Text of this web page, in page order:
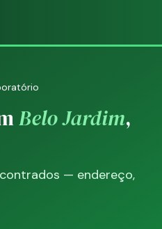
Belo Jardim,
— endereço,